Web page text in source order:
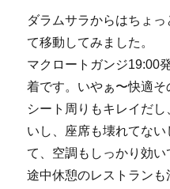
ダラムサラからはちょ
て移動してみました。
マクロートガンジ19:00
着です。いやぁ〜快適そ
シート周りもキレイだ
いし、座席も壊れてな
て、空調もしっかり効い
途中休憩のレストランも